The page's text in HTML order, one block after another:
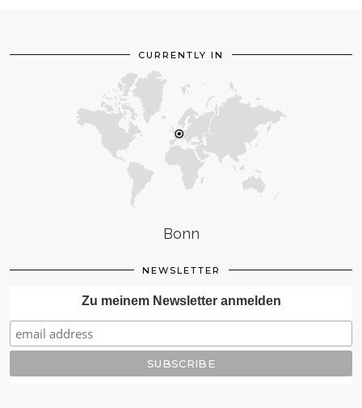
CURRENTLY IN
Bonn
NEWSLETTER
Zu meinem Newsletter anmelden